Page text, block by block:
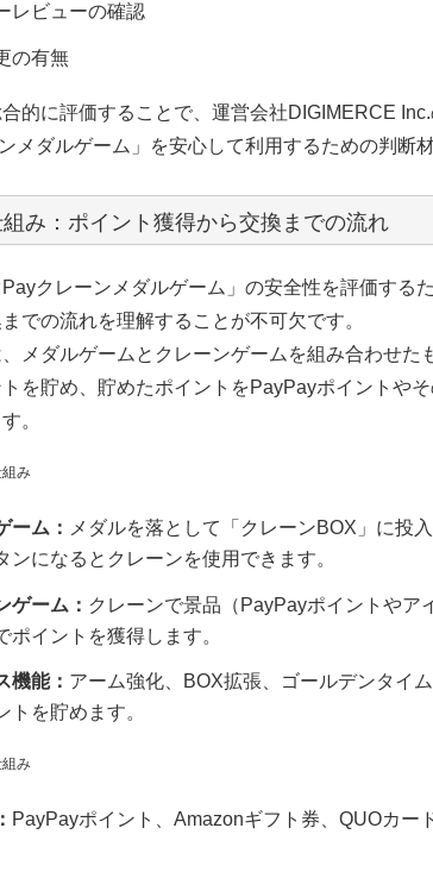
レビューの確認
の有無
的に評価することで、運営会社DIGIMERCE
メダルゲーム」を安心して利用するための判断
み：ポイント獲得から交換までの流れ
Payクレーンメダルゲーム」の安全性を評価する
での流れを理解することが不可欠です。
メダルゲームとクレーンゲームを組み合わせた
を貯め、貯めたポイントをPayPayポイントや
。
み
ーム： メダルを落として「クレーンBOX」に投
ンになるとクレーンを使用できます。
ゲーム： クレーンで景品（PayPayポイントやア
ポイントを獲得します。
機能： アーム強化、BOX拡張、ゴールデンタイ
トを貯めます。
み
PayPayポイント、Amazonギフト券、QUOカー